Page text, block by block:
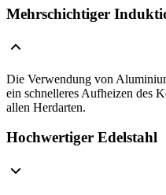
Mehrschichtiger
Die Verwendung von
ein schnelleres Aufheizen des
allen Herdarten.
Hochwertiger Edelstahl